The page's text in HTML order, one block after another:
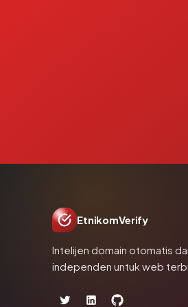
EtnikomVerify
Intelijen domain otomatis
independen untuk web